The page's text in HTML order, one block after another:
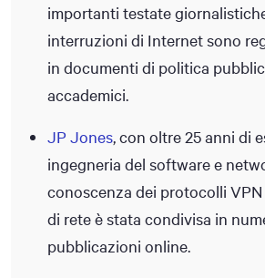
importanti testate
interruzioni di Internet sono
in documenti di politica
accademici.
JP Jones, con oltre 25 anni di
ingegneria del software e
conoscenza dei protocolli
di rete è stata condivisa in
pubblicazioni online.